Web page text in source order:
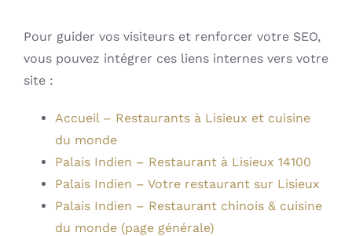
Pour guider vos visiteurs et renforcer votre SEO,
vous pouvez intégrer ces liens internes vers votre
site :
Accueil – Restaurants à Lisieux et cuisine
du monde
Palais Indien – Restaurant à Lisieux 14100
Palais Indien – Votre restaurant sur Lisieux
Palais Indien – Restaurant chinois & cuisine
du monde (page générale)